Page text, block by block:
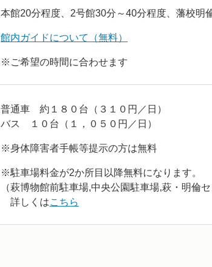
本館20分程度、2号館30分～40分程度、藩校明
館内ガイドについて（無料）
※ご希望の時間に合わせます
普通車 約１８０台（３１０円／日）
バス １０台（１，０５０円／日）
※身体障害者手帳等提示の方は無料
※駐車場料金が2か所目以降無料になります。
（萩博物館前駐車場,中央公園駐車場,萩・明倫セ
詳しくはこちら